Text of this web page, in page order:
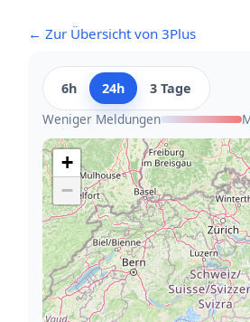
← Zur Übersicht von 3Plus
6h 24h
3 Tage
Weniger Meldungen
+
−